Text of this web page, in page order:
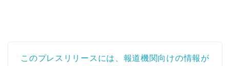
このプレスリリースには、報道機関向けの情報が